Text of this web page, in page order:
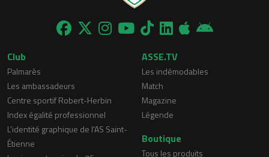
Club
Palmarès
Les ambassadeurs
Centre sportif Robert-Herbin
Index égalité professionnel
L'identité graphique de l'AS Saint-
Étienne
ASSE.TV
Les indémodables
Match
Magazine
Légende
Boutique
Tous les produits